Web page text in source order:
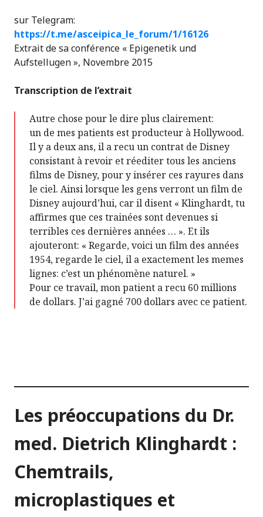
sur Telegram:
https://t.me/asceipica_le_forum/1/16126
Extrait de sa conférence « Epigenetik und
Aufstellugen », Novembre 2015
Transcription de l’extrait
Autre chose pour le dire plus clairement:
un de mes patients est producteur à Hollywood.
Il y a deux ans, il a recu un contrat de Disney
consistant à revoir et réediter tous les anciens
films de Disney, pour y insérer ces rayures dans
le ciel. Ainsi lorsque les gens verront un film de
Disney aujourd’hui, car il disent « Klinghardt, tu
affirmes que ces trainées sont devenues si
terribles ces dernières années … ». Et ils
ajouteront: « Regarde, voici un film des années
1954, regarde le ciel, il a exactement les memes
lignes: c’est un phénomène naturel. »
Pour ce travail, mon patient a recu 60 millions
de dollars. J’ai gagné 700 dollars avec ce patient.
Les préoccupations du Dr.
med. Dietrich Klinghardt :
Chemtrails,
microplastiques et